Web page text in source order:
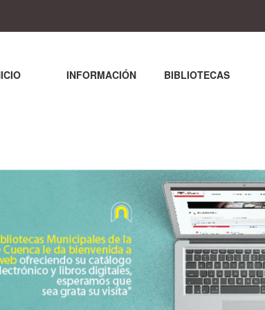
INFORMACIÓN BIBLIOTECAS